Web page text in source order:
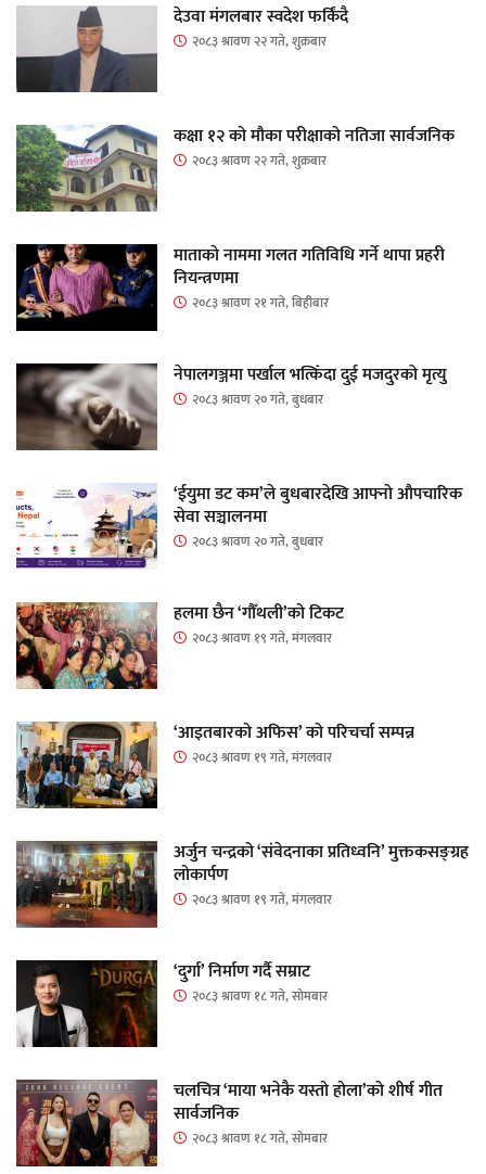
देउवा मंगलबार स्वदेश फर्किंदै
२०८३ श्रावण २२ गते, शुक्रबार
कक्षा १२ को मौका परीक्षाको नतिजा सार्वजनिक
२०८३ श्रावण २२ गते, शुक्रबार
माताकाे नाममा गलत गतिविधि गर्ने थापा प्रहरी
नियन्त्रणमा
२०८३ श्रावण २१ गते, बिहीबार
नेपालगञ्जमा पर्खाल भत्किँदा दुई मजदुरको मृत्यु
२०८३ श्रावण २० गते, बुधबार
‘ईयुमा डट कम’ले बुधबारदेखि आफ्नो औपचारिक
सेवा सञ्चालनमा
२०८३ श्रावण २० गते, बुधबार
हलमा छैन ‘गौँथली’को टिकट
२०८३ श्रावण १९ गते, मंगलवार
‘आइतबारको अफिस’ को परिचर्चा सम्पन्न
२०८३ श्रावण १९ गते, मंगलवार
अर्जुन चन्द्रको ‘संवेदनाका प्रतिध्वनि’ मुक्तकसङ्ग्रह
लोकार्पण
२०८३ श्रावण १९ गते, मंगलवार
‘दुर्गा’ निर्माण गर्दै सम्राट
२०८३ श्रावण १८ गते, सोमबार
चलचित्र ‘माया भनेकै यस्तो होला’को शीर्ष गीत
सार्वजनिक
२०८३ श्रावण १८ गते, सोमबार